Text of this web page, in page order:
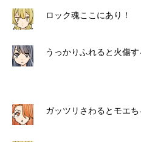
ロック魂ここにあり！
うっかりふれると火傷す
ガッツリさわるとモエち